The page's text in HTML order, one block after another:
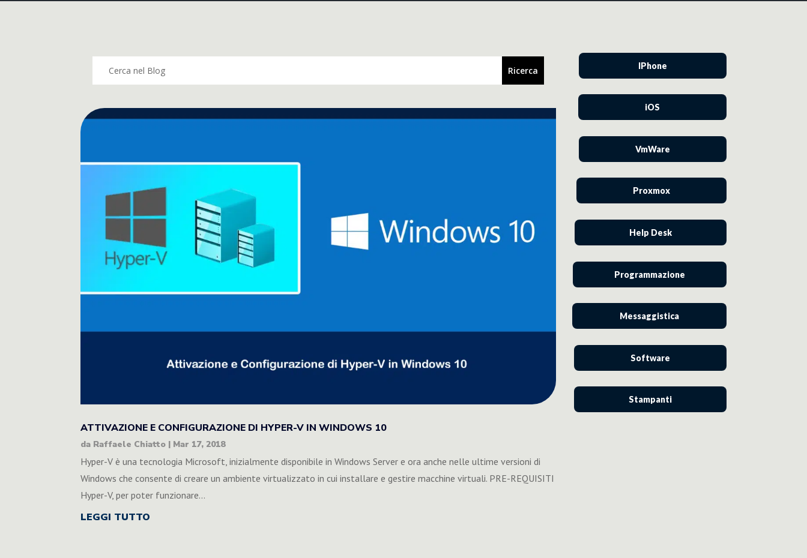
ATTIVAZIONE E CONFIGURAZIONE DI HYPER-V IN WINDOWS 10
da Raffaele Chiatto | Mar 17, 2018
Hyper-V è una tecnologia Microsoft, inizialmente disponibile in Windows Server e ora anche nelle ultime versioni di
Windows che consente di creare un ambiente virtualizzato in cui installare e gestire macchine virtuali. PRE-REQUISITI
Hyper-V, per poter funzionare...
LEGGI TUTTO
IPhone
iOS
VmWare
Proxmox
Help Desk
Programmazione
Messaggistica
Software
Stampanti